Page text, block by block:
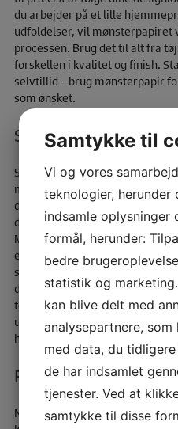
du arbejder på et lille
udfoldelser, vil mønsterpapiret
processen. Brug det til alt fra
forskellen i kvalitet og finish.
selvtillid – brug mønsterpapir
som ønsket.
Skab personligt og
Skabe personligt og unikt tøj og
mønsterpapir. Ved at bruge
det look, du drømmer om. Du
designs, der passer perfekt til
Mønsterpapir giver dig
eksperimentere med forskellige
skabe alt fra enkle og elegante
detaljerede mønstre. Ved at
tøj og tilbehør, der skiller sig ud
unikke stil. Så næste gang du
husk at inkludere mønsterpapir
Reparer og forny
Når du ønsker at reparere og
Samtykke til
Vi og vores
teknologier, herunder
indsamle
formål, herunder:
bedre
statistik og
kan blive delt med
analysepartnere,
med data, du
de har indsamlet
tjenester. Ved at
samtykke til disse